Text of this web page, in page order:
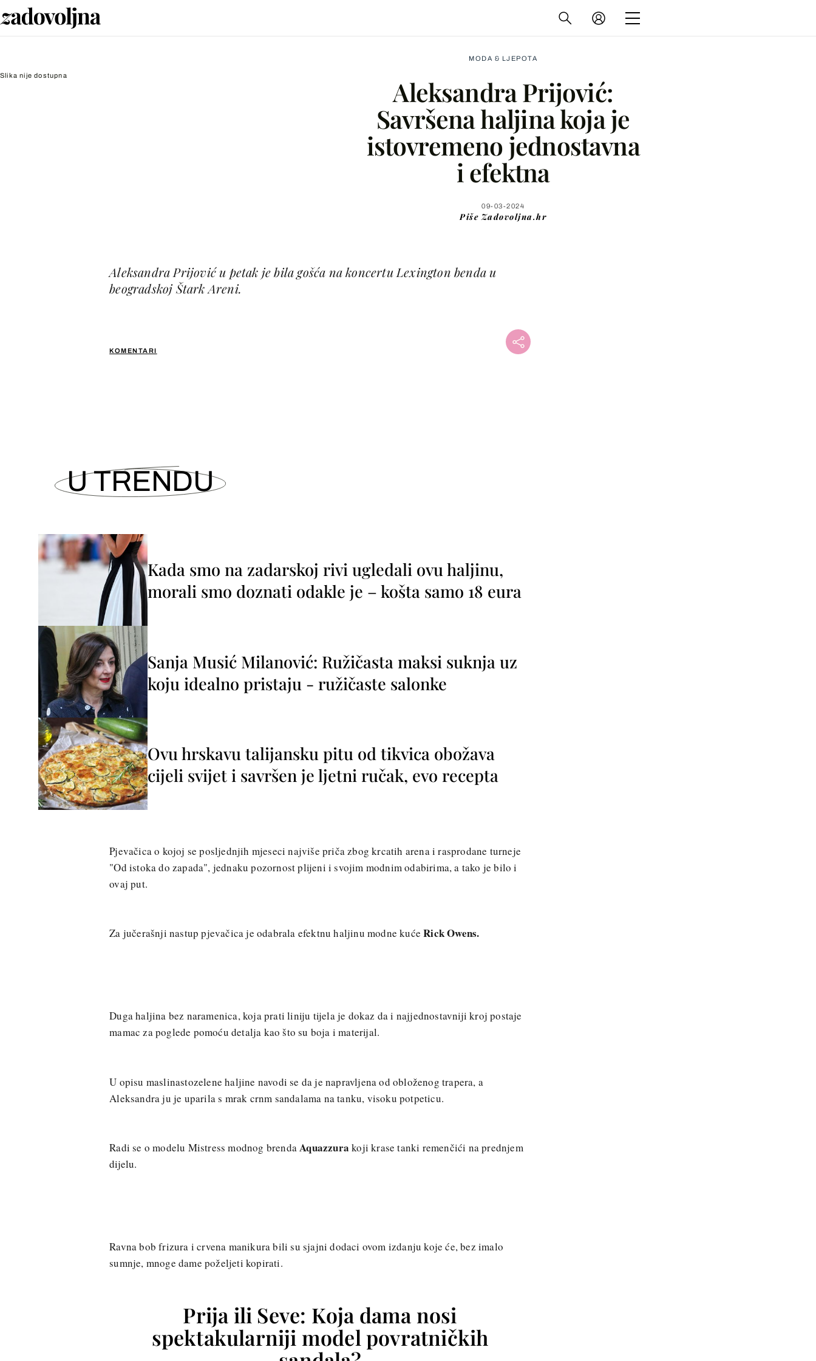
Slika nije dostupna
MODA & LJEPOTA
Aleksandra Prijović:
Savršena haljina koja je
istovremeno jednostavna
i efektna
09-03-2024
Piše Zadovoljna.hr
KOMENTARI
Aleksandra Prijović u petak je bila gošća na koncertu Lexington benda u
beogradskoj Štark Areni.
Facebook
U TRENDU
Kada smo na zadarskoj rivi ugledali ovu haljinu,
morali smo doznati odakle je – košta samo 18 eura
Sanja Musić Milanović: Ružičasta maksi suknja uz
koju idealno pristaju - ružičaste salonke
Ovu hrskavu talijansku pitu od tikvica obožava
cijeli svijet i savršen je ljetni ručak, evo recepta
Pjevačica o kojoj se posljednjih mjeseci najviše priča zbog krcatih arena i rasprodane turneje
"Od istoka do zapada", jednaku pozornost plijeni i svojim modnim odabirima, a tako je bilo i
ovaj put.
Za jučerašnji nastup pjevačica je odabrala efektnu haljinu modne kućeRick Owens.
Duga haljina bez naramenica, koja prati liniju tijela je dokaz da i najjednostavniji kroj postaje
mamac za poglede pomoću detalja kao što su boja i materijal.
U opisu maslinastozelene haljine navodi se da je napravljena od obloženog trapera, a
Aleksandra ju je uparila s mrak crnm sandalama na tanku, visoku potpeticu.
Radi se o modelu Mistress modnog brendaAquazzura koji krase tanki remenčići na prednjem
dijelu.
Ravna bob frizura i crvena manikura bili su sjajni dodaci ovom izdanju koje će, bez imalo
sumnje, mnoge dame poželjeti kopirati.
Prija ili Seve: Koja dama nosi
spektakularniji model povratničkih